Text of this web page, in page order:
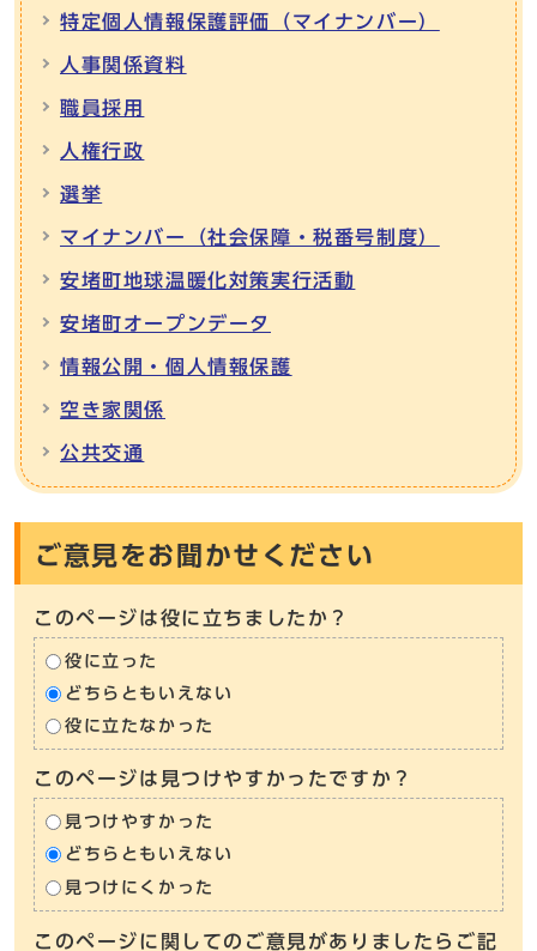
特定個人情報保護評価（マイナンバー）
人事関係資料
職員採用
人権行政
選挙
マイナンバー（社会保障・税番号制度）
安堵町地球温暖化対策実行活動
安堵町オープンデータ
情報公開・個人情報保護
空き家関係
公共交通
ご意見をお聞かせください
このページは役に立ちましたか？
役に立った
どちらともいえない
役に立たなかった
このページは見つけやすかったですか？
見つけやすかった
どちらともいえない
見つけにくかった
このページに関してのご意見がありましたらご記